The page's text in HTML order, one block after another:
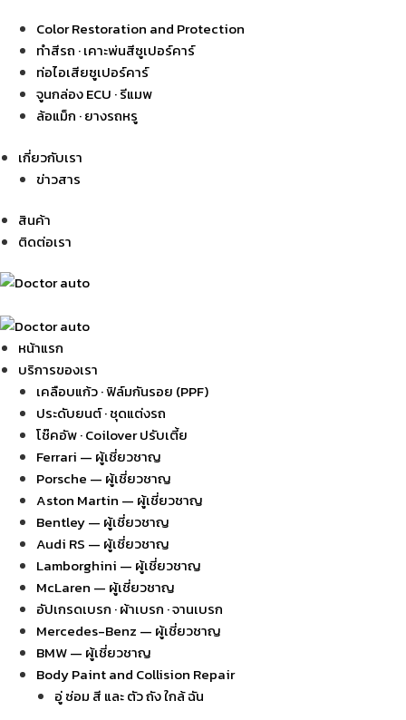
Color Restoration and Protection
ทำสีรถ · เคาะพ่นสีซูเปอร์คาร์
ท่อไอเสียซูเปอร์คาร์
จูนกล่อง ECU · รีแมพ
ล้อแม็ก · ยางรถหรู
เกี่ยวกับเรา
ข่าวสาร
สินค้า
ติดต่อเรา
หน้าแรก
บริการของเรา
เคลือบแก้ว · ฟิล์มกันรอย (PPF)
ประดับยนต์ · ชุดแต่งรถ
โช๊คอัพ · Coilover ปรับเตี้ย
Ferrari — ผู้เชี่ยวชาญ
Porsche — ผู้เชี่ยวชาญ
Aston Martin — ผู้เชี่ยวชาญ
Bentley — ผู้เชี่ยวชาญ
Audi RS — ผู้เชี่ยวชาญ
Lamborghini — ผู้เชี่ยวชาญ
McLaren — ผู้เชี่ยวชาญ
อัปเกรดเบรก · ผ้าเบรก · จานเบรก
Mercedes-Benz — ผู้เชี่ยวชาญ
BMW — ผู้เชี่ยวชาญ
Body Paint and Collision Repair
อู่ ซ่อม สี และ ตัว ถัง ใกล้ ฉัน